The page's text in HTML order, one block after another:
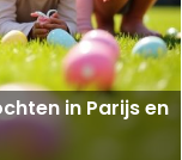
in Parijs en